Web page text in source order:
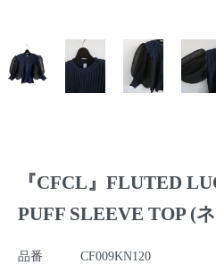
『CFCL』FLUTED
PUFF SLEEVE TOP (
品番
CF009KN120